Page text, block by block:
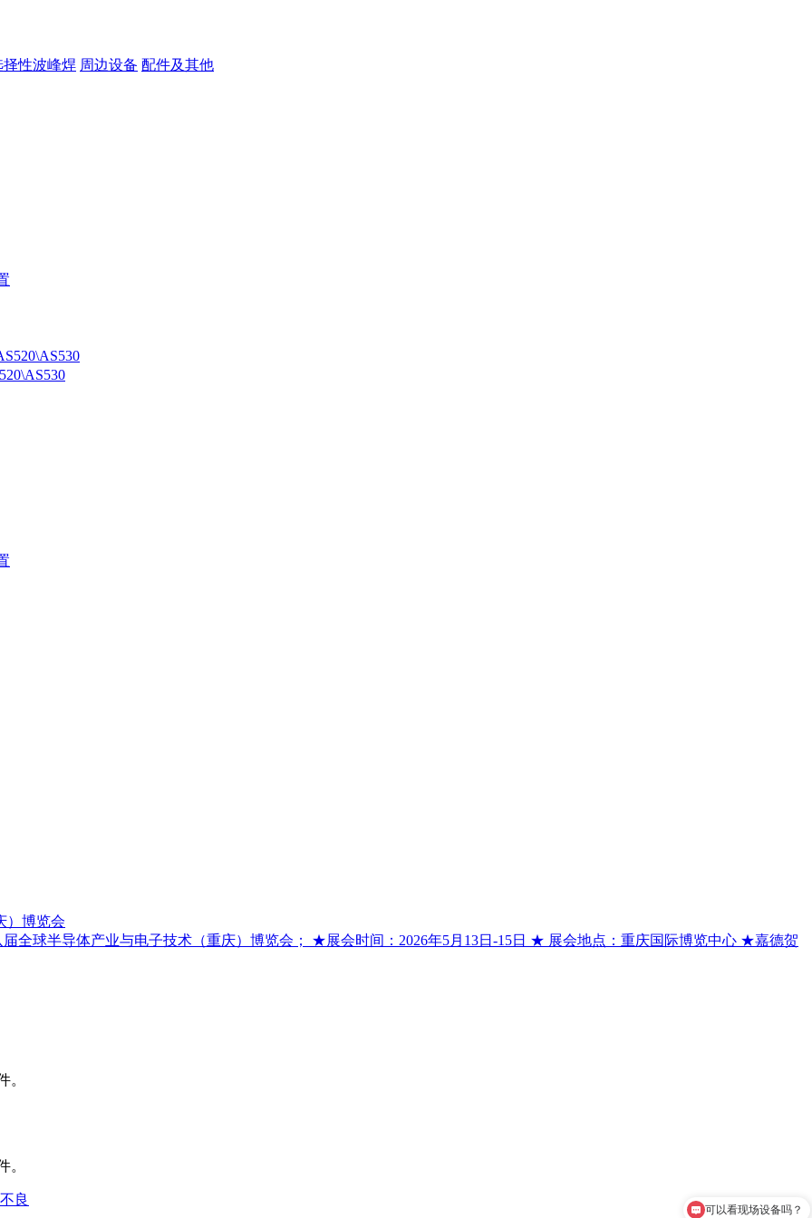
择性波峰焊 周边设备 配件及其他
）博览会
全球半导体产业与电子技术（重庆）博览会； ★展会时间：2026年5月13日-15日 ★ 展会地点：重庆国际博览中心 ★嘉德贺
。
。
良
可以看现场设备吗？